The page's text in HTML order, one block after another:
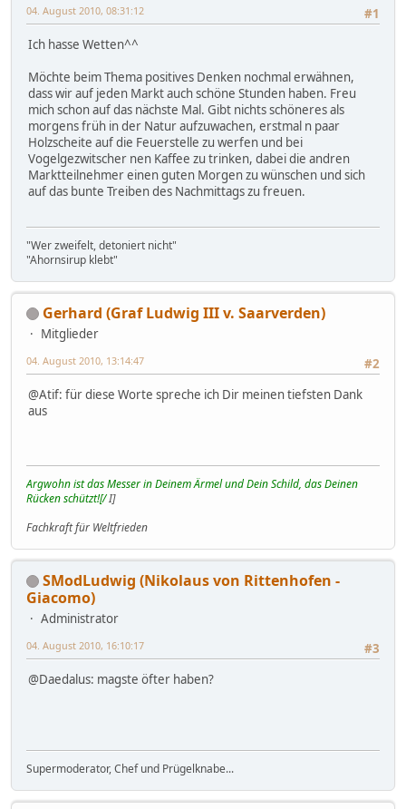
#1
04. August 2010, 08:31:12
Ich hasse Wetten^^
Möchte beim Thema positives Denken nochmal erwähnen,
dass wir auf jeden Markt auch schöne Stunden haben. Freu
mich schon auf das nächste Mal. Gibt nichts schöneres als
morgens früh in der Natur aufzuwachen, erstmal n paar
Holzscheite auf die Feuerstelle zu werfen und bei
Vogelgezwitscher nen Kaffee zu trinken, dabei die andren
Marktteilnehmer einen guten Morgen zu wünschen und sich
auf das bunte Treiben des Nachmittags zu freuen.
"Wer zweifelt, detoniert nicht"
"Ahornsirup klebt"
Gerhard (Graf Ludwig III v. Saarverden)
Mitglieder
#2
04. August 2010, 13:14:47
@Atif: für diese Worte spreche ich Dir meinen tiefsten Dank
aus
Argwohn ist das Messer in Deinem Ärmel und Dein Schild, das Deinen
Rücken schützt![/I]
Fachkraft für Weltfrieden
SModLudwig (Nikolaus von Rittenhofen -
Giacomo)
Administrator
#3
04. August 2010, 16:10:17
@Daedalus: magste öfter haben?
Supermoderator, Chef und Prügelknabe...